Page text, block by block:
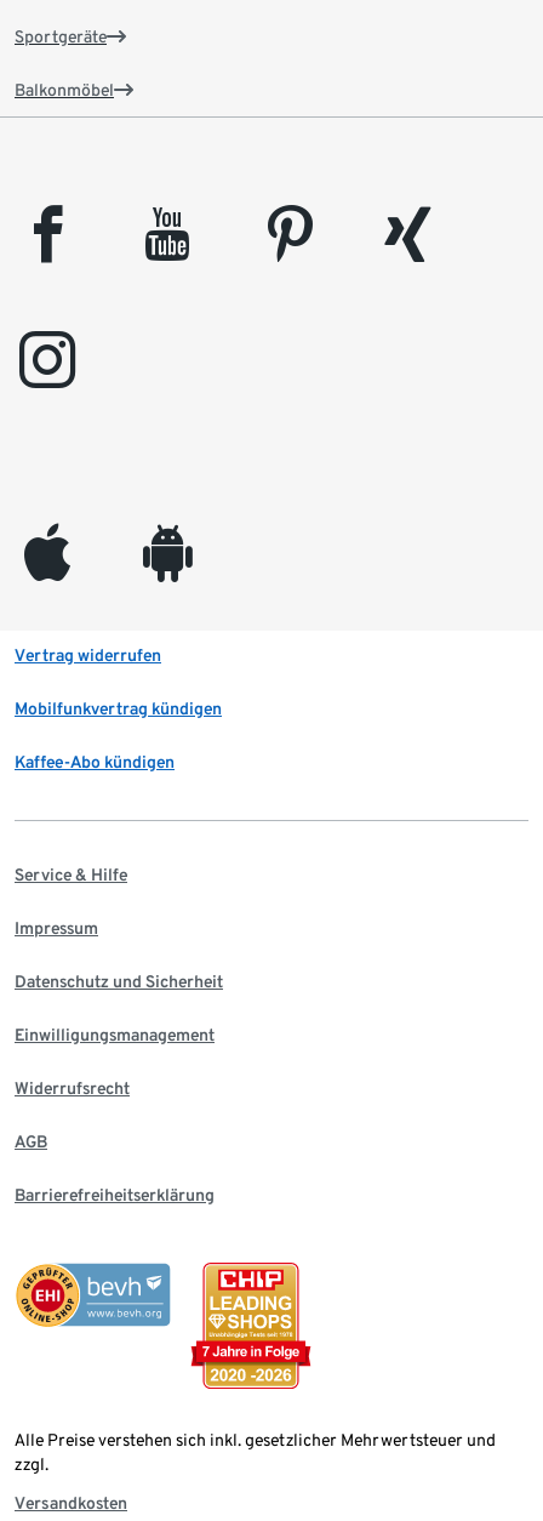
Sportgeräte
Balkonmöbel
facebook youtube pinterest
xing
instagram
appleinc android
Vertrag widerrufen
Mobilfunkvertrag kündigen
Kaffee-Abo kündigen
Service & Hilfe
Impressum
Datenschutz und Sicherheit
Einwilligungsmanagement
Widerrufsrecht
AGB
Barrierefreiheitserklärung
Alle Preise verstehen sich inkl. gesetzlicher Mehrwertsteuer und
zzgl.
Versandkosten